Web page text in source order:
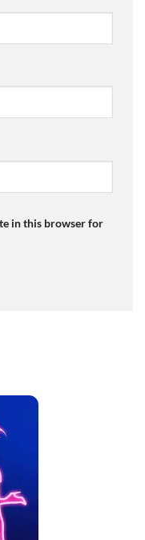
in this browser for